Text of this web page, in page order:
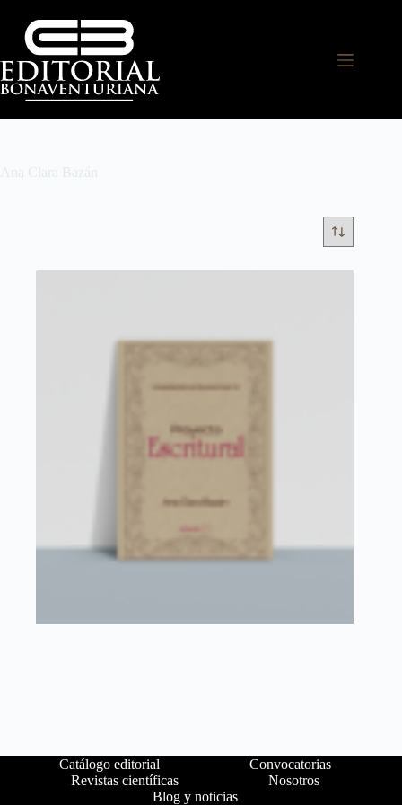
Ana Clara Bazán
Catálogo editorial
Convocatorias
Revistas científicas
Nosotros
Blog y noticias